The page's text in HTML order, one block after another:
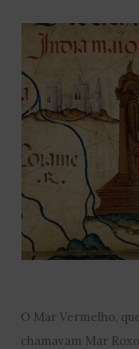
O Mar Vermelho,
chamavam Mar